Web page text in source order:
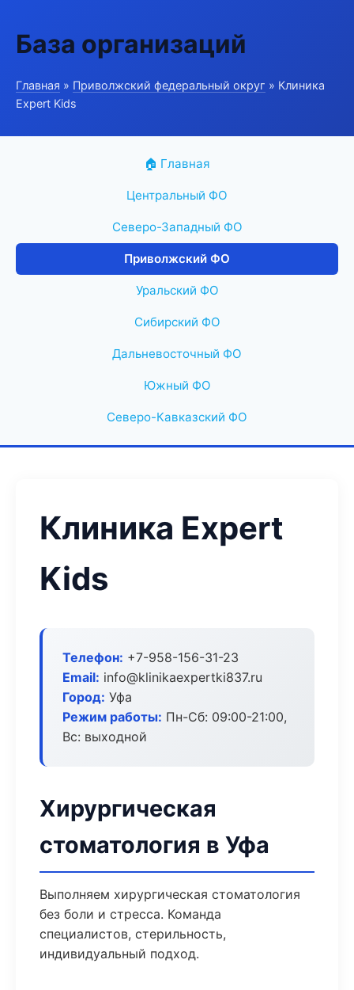
База организаций
Главная » Приволжский федеральный округ » Клиника
Expert Kids
🏠 Главная
Центральный ФО
Северо-Западный ФО
Приволжский ФО
Уральский ФО
Сибирский ФО
Дальневосточный ФО
Южный ФО
Северо-Кавказский ФО
Клиника Expert
Kids
Телефон: +7-958-156-31-23
Email: info@klinikaexpertki837.ru
Город: Уфа
Режим работы: Пн-Сб: 09:00-21:00,
Вс: выходной
Хирургическая
стоматология в Уфа
Выполняем хирургическая стоматология
без боли и стресса. Команда
специалистов, стерильность,
индивидуальный подход.